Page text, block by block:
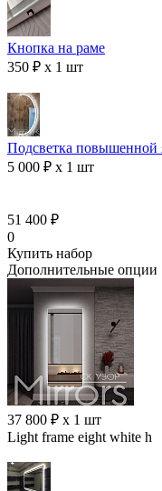
Кнопка на раме
350 ₽ x 1 шт
Подсветка повышенной
5 000 ₽ x 1 шт
51 400 ₽
0
Купить набор
Дополнительные опции
37 800 ₽ x 1 шт
Light frame eight white h